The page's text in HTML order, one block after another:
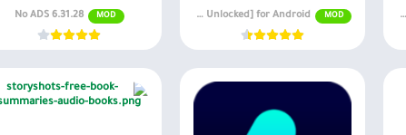
سيارات ومركبات
شؤون مالية
طب
MOD
v314.0.0.0.8 MOD APK [Pro Unlocked] for Android
MOD
6.31.28 No ADS